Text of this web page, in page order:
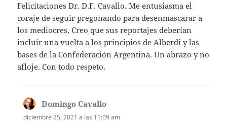
Felicitaciones Dr. D.F. Cavallo. Me entusiasma el
coraje de seguir pregonando para desenmascarar a
los mediocres, Creo que sus reportajes deberían
incluir una vuelta a los principios de Alberdi y las
bases de la Confederación Argentina. Un abrazo y no
afloje. Con todo respeto.
Domingo Cavallo
diciembre 25, 2021 a las 11:09 am